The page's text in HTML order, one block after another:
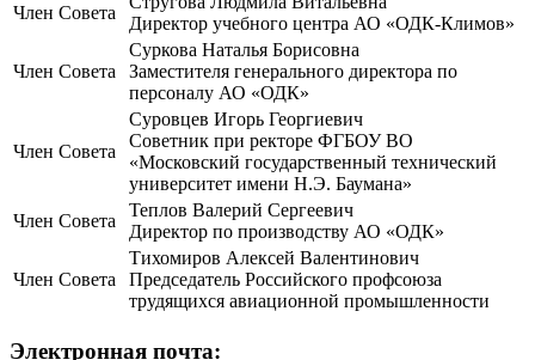
Член Совета
Директор учебного центра АО «ОДК-Климов»
Член Совета
Суркова Наталья Борисовна
Заместителя генерального директора по
персоналу АО «ОДК»
Член Совета
Суровцев Игорь Георгиевич
Советник при ректоре ФГБОУ ВО
«Московский государственный технический
университет имени Н.Э. Баумана»
Член Совета
Теплов Валерий Сергеевич
Директор по производству АО «ОДК»
Член Совета
Тихомиров Алексей Валентинович
Председатель Российского профсоюза
трудящихся авиационной промышленности
Электронная почта: